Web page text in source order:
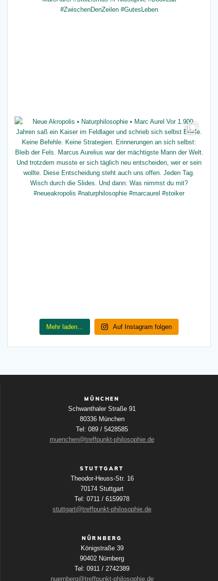
Mehr laden... Auf Instagram folgen
MÜNCHEN
Schwanthaler Straße 91
80336 München
Tel: 089 / 5428585
muenchen@treffpunkt-philosophie.de
STUTTGART
Theodor-Heuss-Str. 16
70174 Stuttgart
Tel: 0711 / 6159978
stuttgart@treffpunkt-philosophie.de
NÜRNBERG
Königstraße 39
90402 Nürnberg
Tel: 0911 / 2742389
nuernberg@treffpunkt-philosophie.de